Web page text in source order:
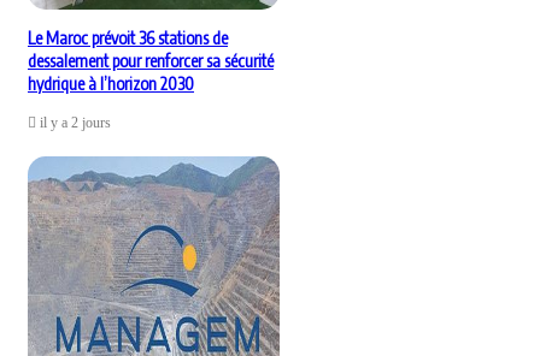
Le Maroc prévoit 36 stations de
dessalement pour renforcer sa sécurité
hydrique à l’horizon 2030
il y a 2 jours